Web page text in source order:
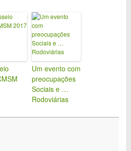
Um evento com
preocupações
Sociais e …
Rodoviárias